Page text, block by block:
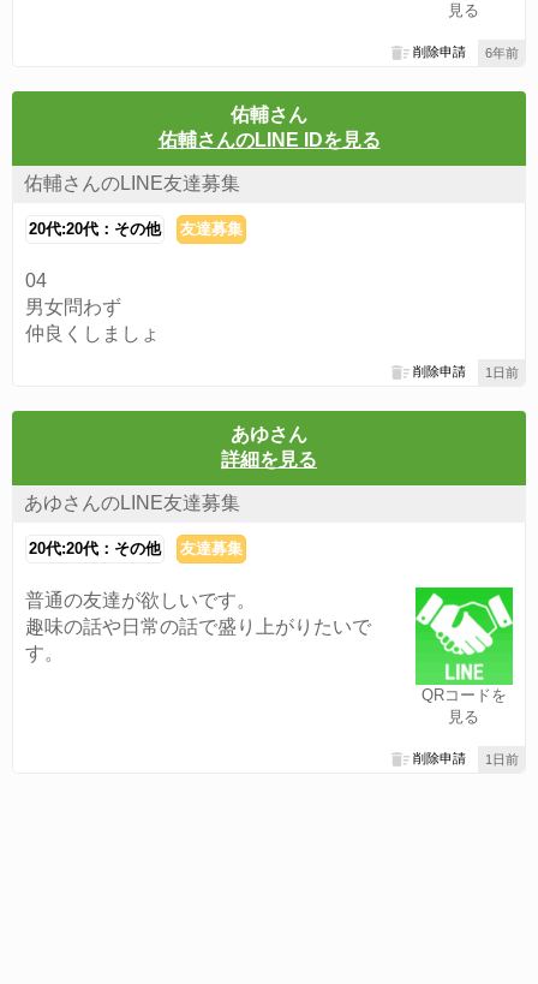
見る
6年前
削除申請
佑輔さん
佑輔さんのLINE IDを見る
佑輔さんのLINE友達募集
20代:20代：その他 友達募集
04
男女問わず
仲良くしましょ
1日前
削除申請
あゆさん
詳細を見る
あゆさんのLINE友達募集
20代:20代：その他 友達募集
QRコードを
見る
普通の友達が欲しいです。
趣味の話や日常の話で盛り上がりたいで
す。
1日前
削除申請